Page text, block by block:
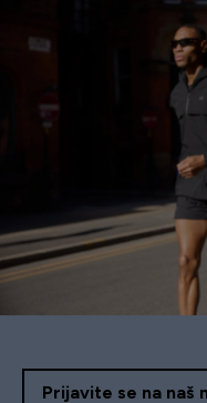
Prijavite se na naš